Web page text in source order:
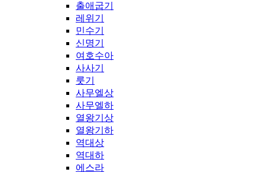
출애굽기
레위기
민수기
신명기
여호수아
사사기
룻기
사무엘상
사무엘하
열왕기상
열왕기하
역대상
역대하
에스라